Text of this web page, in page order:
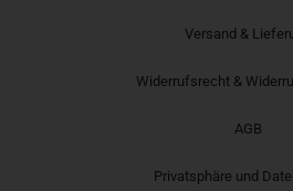
Versand &
Widerrufsrecht &
AGB
Privatsphäre und